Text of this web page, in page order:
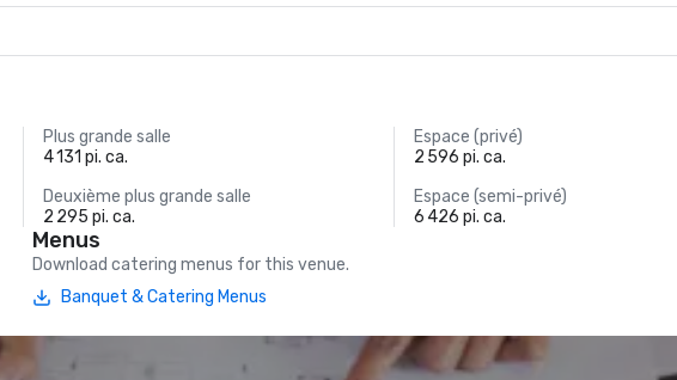
Plus grande salle
4 131 pi. ca.
Espace (privé)
2 596 pi. ca.
Deuxième plus grande salle
2 295 pi. ca.
Espace (semi-privé)
6 426 pi. ca.
Menus
Download catering menus for this venue.
Banquet & Catering Menus